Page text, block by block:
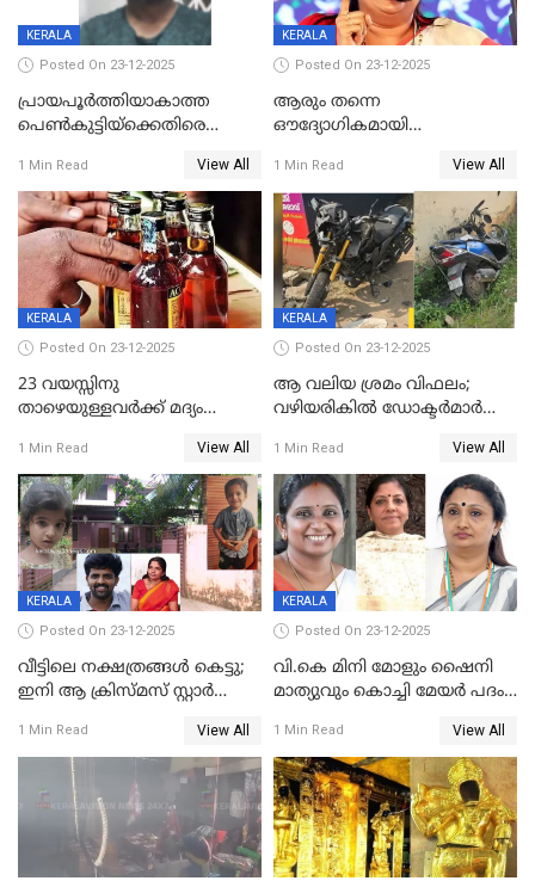
KERALA
Posted On 23-12-2025
പ്രായപൂർത്തിയാകാത്ത
പെൺകുട്ടിയ്ക്കെതിരെ
59 വർഷം തടവും 90,൦൦൦ രൂപ
പിഴയും ശിക്ഷ
1 Min Read View All
KERALA
Posted On 23-12-2025
ആരും തന്നെ
ഔദ്യോഗികമായി
കണ്ടെത്താൻ ഇന്ന് കോർ
കമ്മിറ്റി കൂടിയില്ല';
അതൃപ്തിയുമായി ദീപ്തി മേരി
വർഗീസ്
1 Min Read View All
KERALA
Posted On 23-12-2025
23 വയസ്സിനു
താഴെയുള്ളവർക്ക് മദ്യം
നടപടി;സ്ഥാപനങ്ങൾക്കെതിരെ
രണ്ട് കേസുകൾ
1 Min Read View All
KERALA
Posted On 23-12-2025
ആ വലിയ ശ്രമം വിഫലം;
വഴിയരികില്‍ ‌ഡോക്ടര്‍മാര്‍
മരണത്തിന് കീഴടങ്ങി
1 Min Read View All
KERALA
Posted On 23-12-2025
വീട്ടിലെ നക്ഷത്രങ്ങൾ കെട്ടു;
ഇനി ആ ക്രിസ്മസ് സ്റ്റാർ
വേണ്ടിയുള്ള
പിടിവലിക്കിടയിൽ
അപ്പൂപ്പനെതിരെ പോക്സോ
കേസ് ഒടുവിൽ 4 ജീവനുകൾ
പൊലിഞ്ഞു
1 Min Read View All
KERALA
Posted On 23-12-2025
വി.കെ മിനി മോളും ഷൈനി
മാത്യുവും കൊച്ചി മേയർ പദം
മേയറാകില്ല
1 Min Read View All